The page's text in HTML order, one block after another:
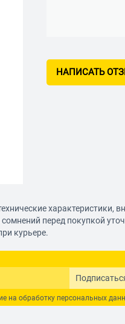
НАПИСАТЬ
перед покупкой
курьере.
на обработку персональных